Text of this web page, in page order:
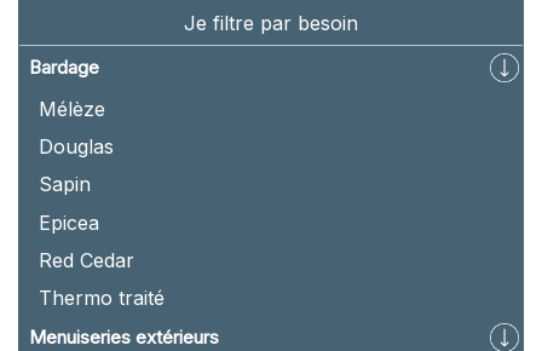
Je filtre par besoin
Bardage
Mélèze
Douglas
Sapin
Epicea
Red Cedar
Thermo traité
Menuiseries extérieurs